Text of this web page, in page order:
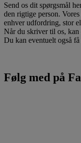
Send os dit spørgsmål
den rigtige person.
enhver udfordring, stor
Når du skriver til os, kan
Du kan eventuelt også
Følg med på